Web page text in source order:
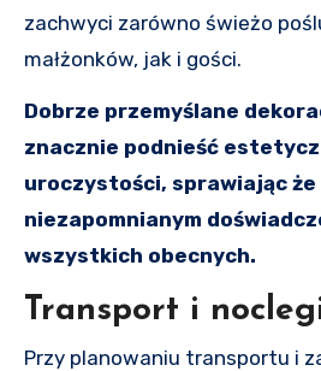
zachwyci zarówno świeżo
małżonków, jak i gości.
Dobrze przemyślane
znacznie podnieść
uroczystości, sprawiając
niezapomnianym
wszystkich obecnych.
Transport i
Przy planowaniu transportu i